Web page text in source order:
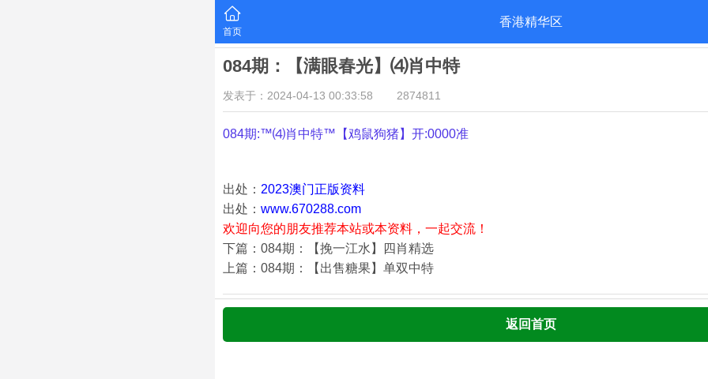
首页
香港精华区
084期：【满眼春光】⑷肖中特
发表于：2024-04-13 00:33:58 2874811
084期:™⑷肖中特™【 鸡鼠狗猪】开:0000准
出处： 2023澳门正版资料
出处： www.670288.com
欢迎向您的朋友推荐本站或本资料，一起交流！
下篇：084期：【挽一江水】四肖精选
上篇：084期：【出售糖果】单双中特
返回首页